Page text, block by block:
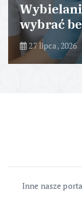
wybrać
27 lipca, 2026
Inne nasze